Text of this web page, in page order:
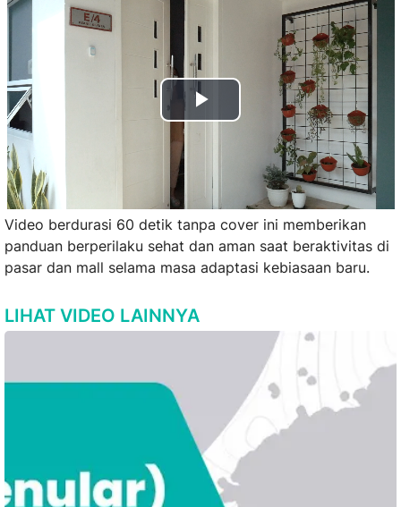
Play
Video
Video berdurasi 60 detik tanpa cover ini memberikan
panduan berperilaku sehat dan aman saat beraktivitas di
pasar dan mall selama masa adaptasi kebiasaan baru.
LIHAT VIDEO LAINNYA